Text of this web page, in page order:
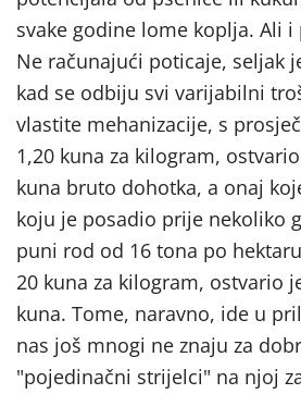
svake godine lome koplja. Ali
Ne računajući poticaje, seljak
kad se odbiju svi varijabilni
vlastite mehanizacije, s
1,20 kuna za kilogram,
kuna bruto dohotka, a onaj
koju je posadio prije nekoliko
puni rod od 16 tona po
20 kuna za kilogram, ostvario
kuna. Tome, naravno, ide u
nas još mnogi ne znaju za
"pojedinačni strijelci" na njoj